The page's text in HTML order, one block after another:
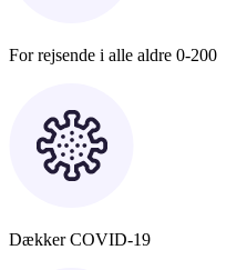
For rejsende i alle aldre 0-200
Dækker COVID-19